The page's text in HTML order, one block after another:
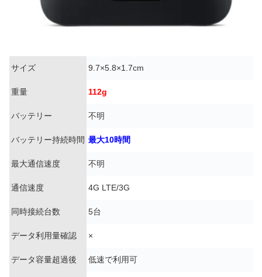
サイズ 9.7×5.8×1.7cm
重量 112g
バッテリー 不明
バッテリー持続時間 最大10時間
最大通信速度 不明
通信速度 4G LTE/3G
同時接続台数 5台
データ利用量確認 ×
データ容量超過後 低速で利用可